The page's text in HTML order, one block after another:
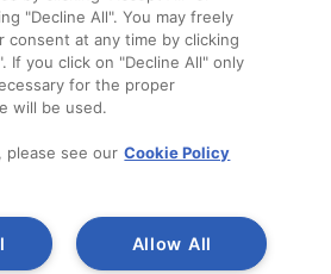
"Decline All". You may freely
consent at any time by clicking
If you click on "Decline All" only
for the proper
will be used.
please see our Cookie Policy
Allow All